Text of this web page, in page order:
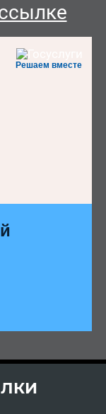
Решаем вместе